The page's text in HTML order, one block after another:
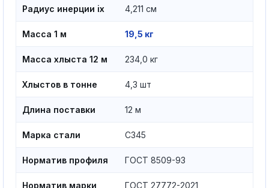
Радиус инерции ix 4,211 см
Масса 1 м 19,5 кг
Масса хлыста 12 м 234,0 кг
Хлыстов в тонне 4,3 шт
Длина поставки 12 м
Марка стали С345
Норматив профиля ГОСТ 8509-93
Норматив марки ГОСТ 27772-2021